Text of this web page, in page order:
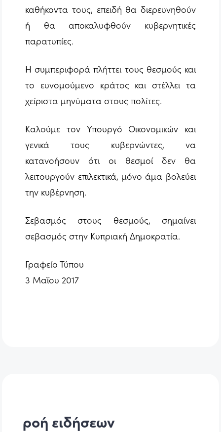
καθήκοντα τους, επειδή θα διερευνηθούν
ή θα αποκαλυφθούν κυβερνητικές
παρατυπίες.
Η συμπεριφορά πλήττει τους θεσμούς και
το ευνομούμενο κράτος και στέλλει τα
χείριστα μηνύματα στους πολίτες.
Καλούμε τον Υπουργό Οικονομικών και
γενικά τους κυβερνώντες, να
κατανοήσουν ότι οι θεσμοί δεν θα
λειτουργούν επιλεκτικά, μόνο άμα βολεύει
την κυβέρνηση.
Σεβασμός στους θεσμούς, σημαίνει
σεβασμός στην Κυπριακή Δημοκρατία.
Γραφείο Τύπου
3 Μαΐου 2017
ροή ειδήσεων